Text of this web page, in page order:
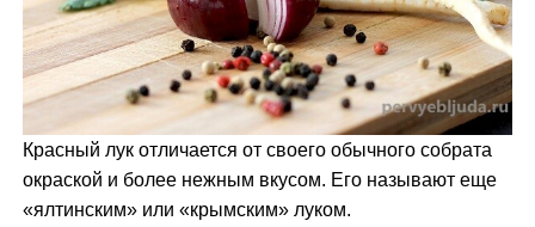
Красный лук отличается от своего обычного собрата
окраской и более нежным вкусом. Его называют еще
«ялтинским» или «крымским» луком.